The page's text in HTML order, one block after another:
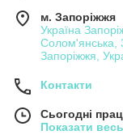
м. Запоріжжя
Україна
Солом'янська,
Запоріжжя,
Контакти
Сьогодні
Показати